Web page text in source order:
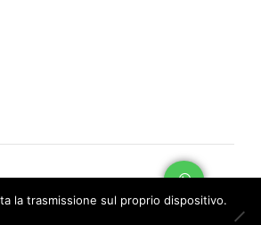
la trasmissione sul proprio dispositivo.